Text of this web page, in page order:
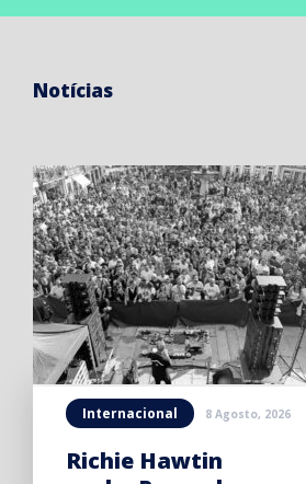
Notícias
Internacional 8 Agosto, 2026
Richie Hawtin